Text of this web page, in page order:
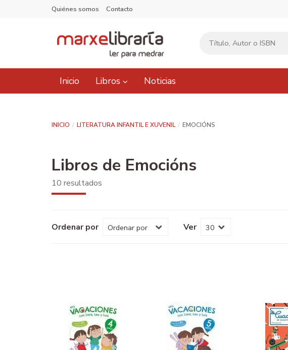
Quiénes somos Contacto
Inicio Libros Noticias
INICIO LITERATURA INFANTIL E XUVENIL EMOCIÓNS
Libros de Emocións
10 resultados
Ordenar por Ver